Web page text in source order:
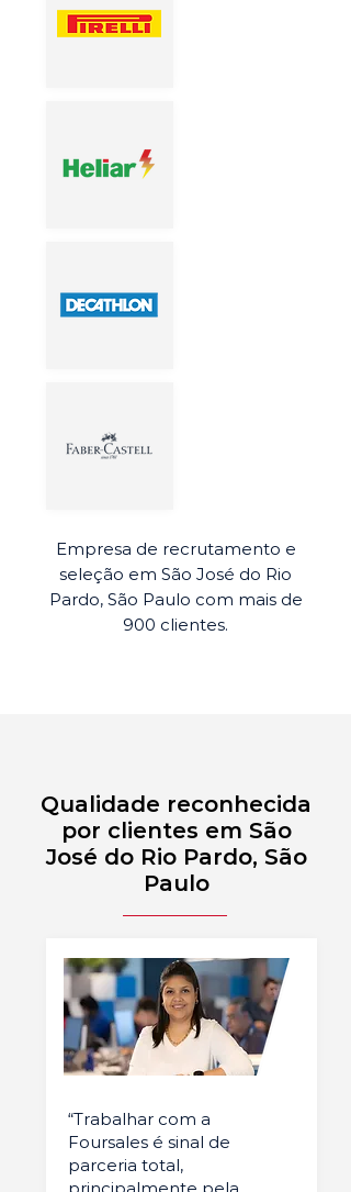
Empresa de recrutamento e
seleção em São José do Rio
Pardo, São Paulo com mais de
900 clientes.
Qualidade reconhecida
por clientes em São
José do Rio Pardo, São
Paulo
“Trabalhar com a
Foursales é sinal de
parceria total,